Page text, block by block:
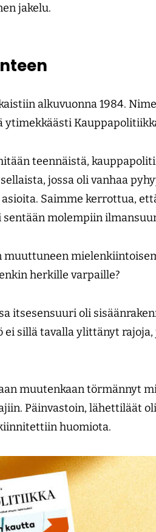
jakelu.
alkuvuonna 1984.
teennäistä,
jossa oli vanhaa
Saimme kerrottua,
molempiin
herkille varpaille?
itsesensuuri oli
ei sillä tavalla ylittänyt
muutenkaan törmännyt
Päinvastoin, lähettiläät
huomiota.